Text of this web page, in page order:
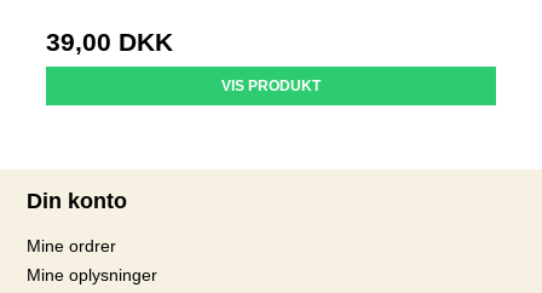
39,00 DKK
VIS PRODUKT
Din konto
Mine ordrer
Mine oplysninger